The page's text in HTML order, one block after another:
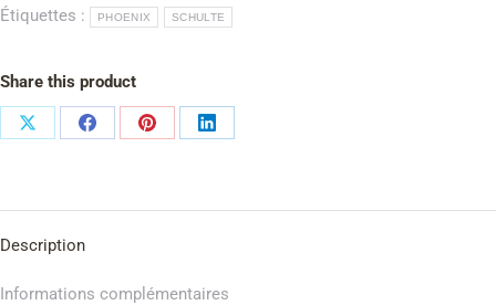
Étiquettes :
PHOENIX SCHULTE
Share this product
Description
Informations complémentaires